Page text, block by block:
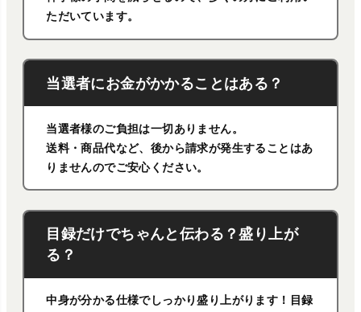
ただいています。
当選者にお金がかかることはある？
当選者様のご負担は一切ありません。
送料・商品代など、後から請求が発生することはあ
りませんのでご安心ください。
目録だけでちゃんと伝わる？盛り上が
る？
中身が分かる仕様でしっかり盛り上がります！目録